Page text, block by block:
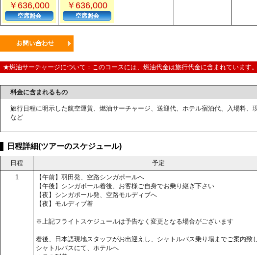
￥636,000
空席照会
￥636,000
空席照会
★燃油サーチャージについて：このコースには、燃油代金は旅行代金に含まれています。
料金に含まれるもの
旅行日程に明示した航空運賃、燃油サーチャージ、送迎代、ホテル宿泊代、入場料
など
日程詳細(ツアーのスケジュール)
日程 予定
1
【午前】羽田発、空路シンガポールへ
【午後】シンガポール着後、お客様ご自身でお乗り継ぎ下さい
【夜】シンガポール発、空路モルディブへ
【夜】モルディブ着
※上記フライトスケジュールは予告なく変更となる場合がございます
着後、日本語現地スタッフがお出迎えし、シャトルバス乗り場までご案内致
シャトルバスにて、ホテルへ